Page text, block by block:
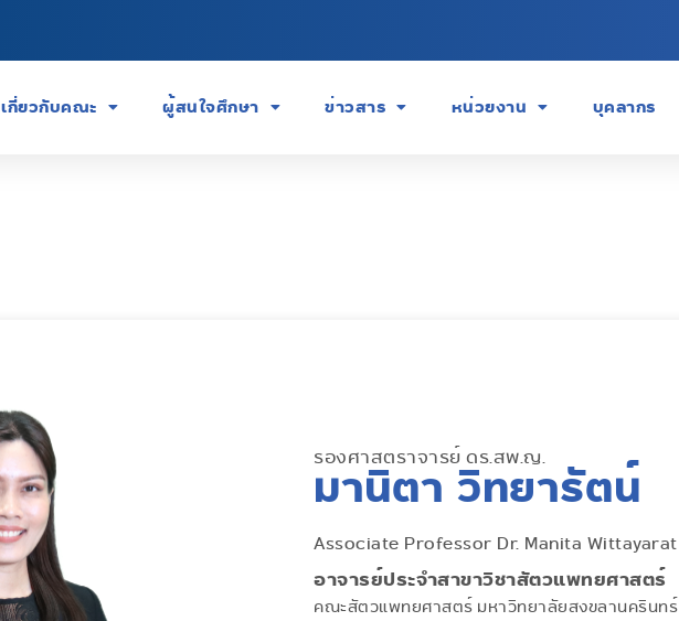
เกี่ยวกับคณะ ผู้สนใจศึกษา ข่าวสาร หน่วยงาน บุคลากร
รองศาสตราจารย์ ดร.สพ.ญ.
มานิตา วิทยารัตน์
Associate Professor Dr. Manita Wittayarat
อาจารย์ประจำสาขาวิชาสัตวแพทยศาสตร์
คณะสัตวแพทยศาสตร์ มหาวิทยาลัยสงขลานครินทร์